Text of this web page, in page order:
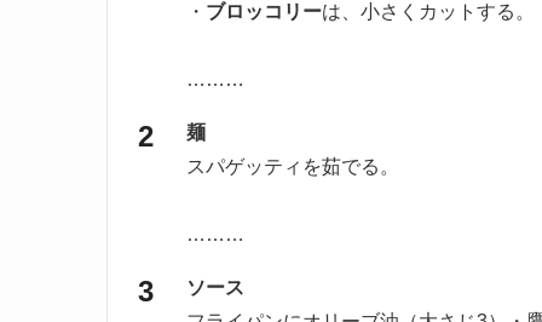
・ ブロッコリーは、小さくカットする。
………
麺
スパゲッティを茹でる。
………
ソース